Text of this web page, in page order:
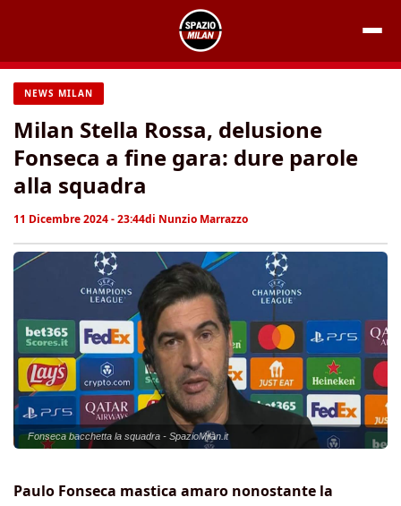
contenuto
NEWS MILAN
Milan Stella Rossa, delusione
Fonseca a fine gara: dure parole
alla squadra
11 Dicembre 2024 - 23:44di Nunzio Marrazzo
Fonseca bacchetta la squadra - SpazioMilan.it
Paulo Fonseca mastica amaro nonostante la